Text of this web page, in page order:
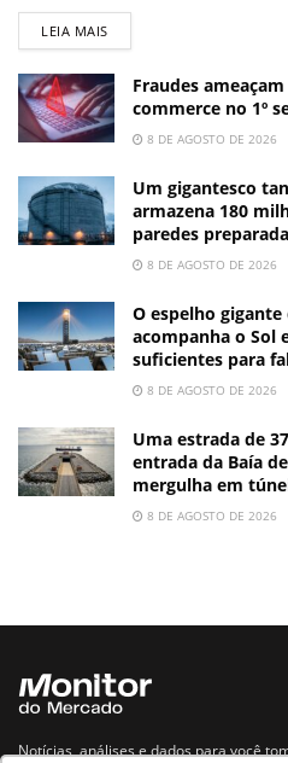
LEIA MAIS
Fraudes
commerce no 1º
8 DE AGOSTO DE 2026
Um gigantesco
armazena 180
paredes
8 DE AGOSTO DE 2026
O espelho
acompanha o Sol
suficientes para
8 DE AGOSTO DE 2026
Uma estrada de
entrada da Baía
mergulha em
8 DE AGOSTO DE 2026
Notícias, análises e dados para você